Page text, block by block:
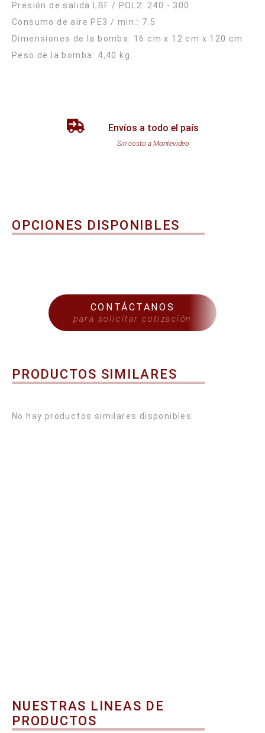
Presión de salida LBF / POL2: 240 - 300
Consumo de aire PE3 / min.: 7.5
Dimensiones de la bomba: 16 cm x 12 cm x 120 cm
Envíos a todo el país
Sin costo a Montevideo
OPCIONES DISPONIBLES
CONTÁCTANOS
para solicitar cotización
PRODUCTOS SIMILARES
No hay productos similares disponibles
NUESTRAS LINEAS DE
PRODUCTOS